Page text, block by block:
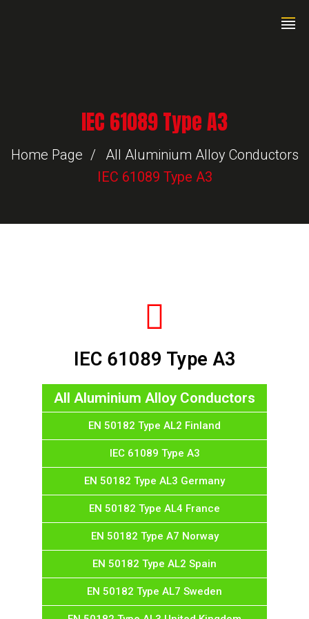
IEC 61089 Type A3
Home Page
All Aluminium Alloy Conductors
IEC 61089 Type A3
IEC 61089 Type A3
All Aluminium Alloy Conductors
EN 50182 Type AL2 Finland
IEC 61089 Type A3
EN 50182 Type AL3 Germany
EN 50182 Type AL4 France
EN 50182 Type A7 Norway
EN 50182 Type AL2 Spain
EN 50182 Type AL7 Sweden